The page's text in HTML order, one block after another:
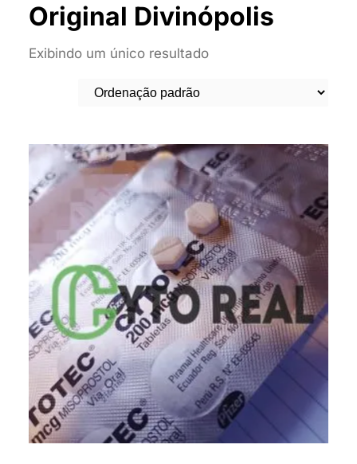
Original Divinópolis
Exibindo um único resultado